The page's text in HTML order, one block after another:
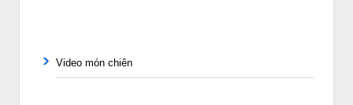
Video món chiên